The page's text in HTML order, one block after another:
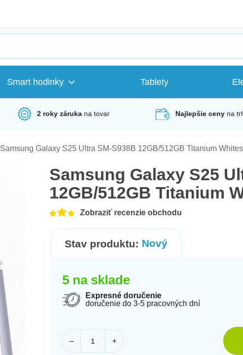
Smart hodinky Tablety
2 roky záruka na tovar Najlepšie ceny na
Samsung Galaxy S25 Ultra SM-S938B 12GB/512GB Titanium
Samsung Galaxy S25
12GB/512GB Titanium
Zobraziť recenzie obchodu
Stav produktu: Nový
5 na sklade
Expresné doručenie
doručenie do 3-5 pracovných dní
– +